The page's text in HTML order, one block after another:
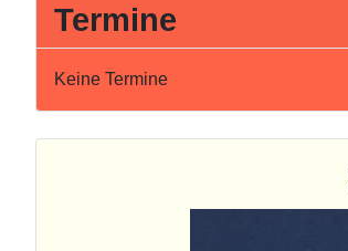
Termine
Keine Termine